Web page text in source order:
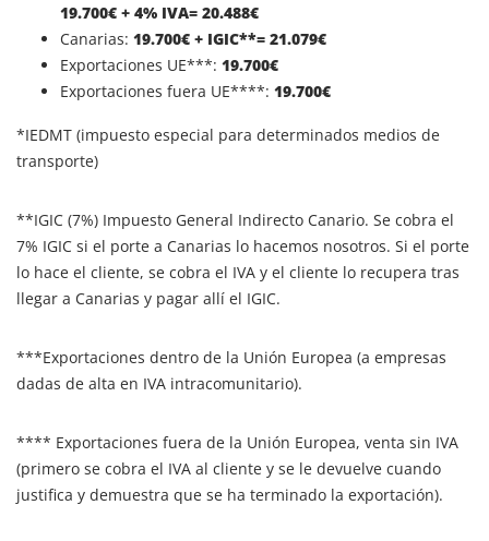
19.700€ + 4% IVA= 20.488€
Canarias: 19.700€ + IGIC**= 21.079€
Exportaciones UE***: 19.700€
Exportaciones fuera UE****: 19.700€
*IEDMT (impuesto especial para determinados medios de
transporte)
**IGIC (7%) Impuesto General Indirecto Canario. Se cobra el
7% IGIC si el porte a Canarias lo hacemos nosotros. Si el porte
lo hace el cliente, se cobra el IVA y el cliente lo recupera tras
llegar a Canarias y pagar allí el IGIC.
***Exportaciones dentro de la Unión Europea (a empresas
dadas de alta en IVA intracomunitario).
**** Exportaciones fuera de la Unión Europea, venta sin IVA
(primero se cobra el IVA al cliente y se le devuelve cuando
justifica y demuestra que se ha terminado la exportación).